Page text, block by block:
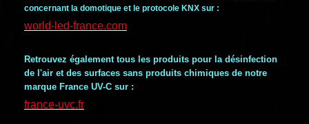
concernant la domotique et le protocole KNX sur :
world-led-france.com
Retrouvez également tous les produits pour la désinfection
de l'air et des surfaces sans produits chimiques de notre
marque France UV-C sur :
france-uvc.fr